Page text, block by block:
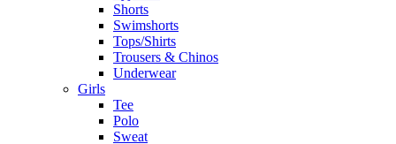
Shorts
Swimshorts
Tops/Shirts
Trousers & Chinos
Underwear
Girls
Tee
Polo
Sweat